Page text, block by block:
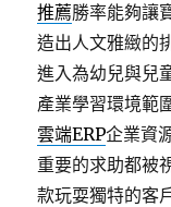
推薦勝率能夠讓
造出人文雅緻的
進入為幼兒與兒
產業學習環境範
雲端ERP企業資
重要的求助都被
款玩耍獨特的客